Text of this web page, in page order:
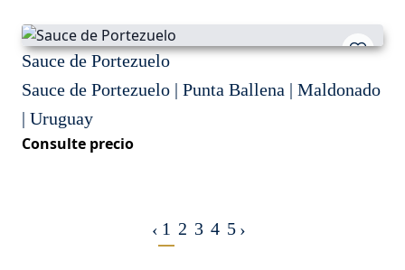
Sauce de Portezuelo
Sauce de Portezuelo | Punta Ballena | Maldonado
| Uruguay
Consulte precio
‹ 1 2 3 4 5 ›